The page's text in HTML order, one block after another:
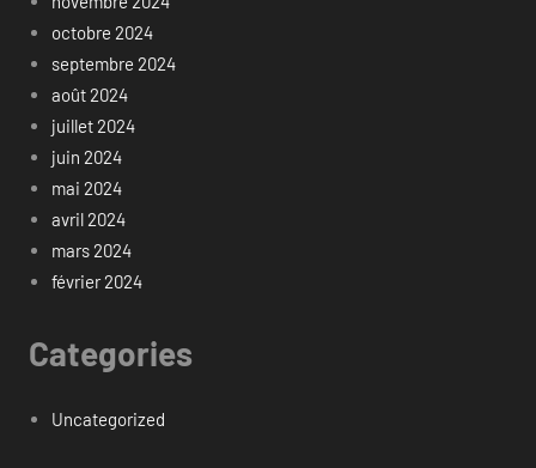
octobre 2024
septembre 2024
août 2024
juillet 2024
juin 2024
mai 2024
avril 2024
mars 2024
février 2024
Categories
Uncategorized